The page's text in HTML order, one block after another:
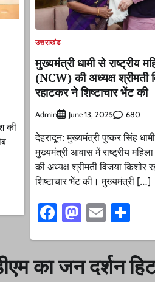
की
उत्तराखंड
मुख्यमंत्री धामी से राष्ट्रीय
(NCW) की अध्यक्ष श्रीमती
रहाटकर ने शिष्टाचार भेंट की
Admin June 13, 2025 680
देहरादून: मुख्यमंत्री पुष्कर सिंह
मुख्यमंत्री आवास में राष्ट्रीय
की अध्यक्ष श्रीमती विजया किशोर
शिष्टाचार भेंट की। मुख्यमंत्री […]
Facebook
Mastodon
Email
का जन दर्शन